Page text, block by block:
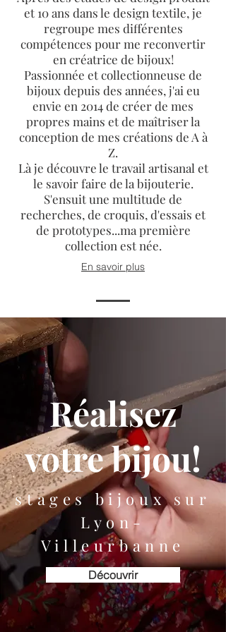
et 10 ans dans le design textile, je
regroupe mes différentes
compétences pour me reconvertir
en créatrice de bijoux!
Passionnée et collectionneuse de
bijoux depuis des années, j'ai eu
envie en 2014 de créer de mes
propres mains et de maîtriser la
conception de mes créations de A à
Z.
Là je découvre le travail artisanal et
le savoir faire de la bijouterie.
S'ensuit une multitude de
recherches, de croquis, d'essais et
de prototypes...ma première
collection est née.
En savoir plus
Réalisez
votre bijou!
stages bijoux sur
Lyon-
Villeurbanne
Découvrir